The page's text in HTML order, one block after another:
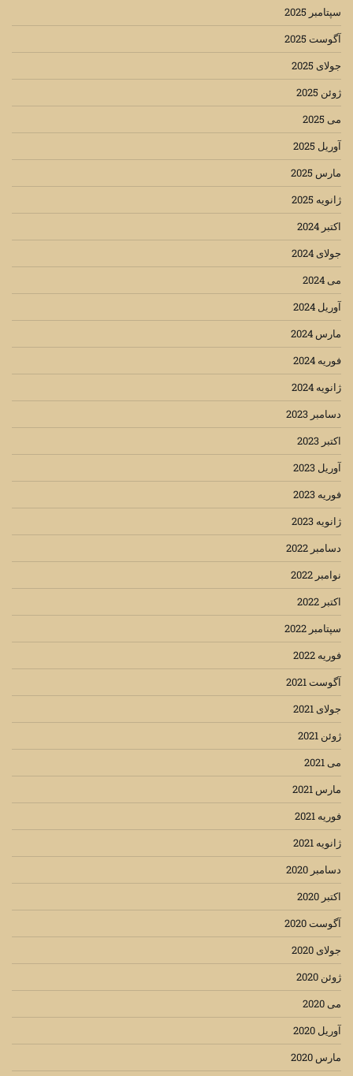
سپتامبر 2025
آگوست 2025
جولای 2025
ژوئن 2025
می 2025
آوریل 2025
مارس 2025
ژانویه 2025
اکتبر 2024
جولای 2024
می 2024
آوریل 2024
مارس 2024
فوریه 2024
ژانویه 2024
دسامبر 2023
اکتبر 2023
آوریل 2023
فوریه 2023
ژانویه 2023
دسامبر 2022
نوامبر 2022
اکتبر 2022
سپتامبر 2022
فوریه 2022
آگوست 2021
جولای 2021
ژوئن 2021
می 2021
مارس 2021
فوریه 2021
ژانویه 2021
دسامبر 2020
اکتبر 2020
آگوست 2020
جولای 2020
ژوئن 2020
می 2020
آوریل 2020
مارس 2020